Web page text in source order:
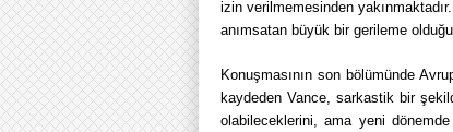
izin verilmemesinden
anımsatan büyük bir gerileme
Konuşmasının son bölümünde
kaydeden Vance, sarkastik bir
olabileceklerini, ama yeni